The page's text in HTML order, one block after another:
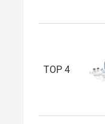
TOP 4